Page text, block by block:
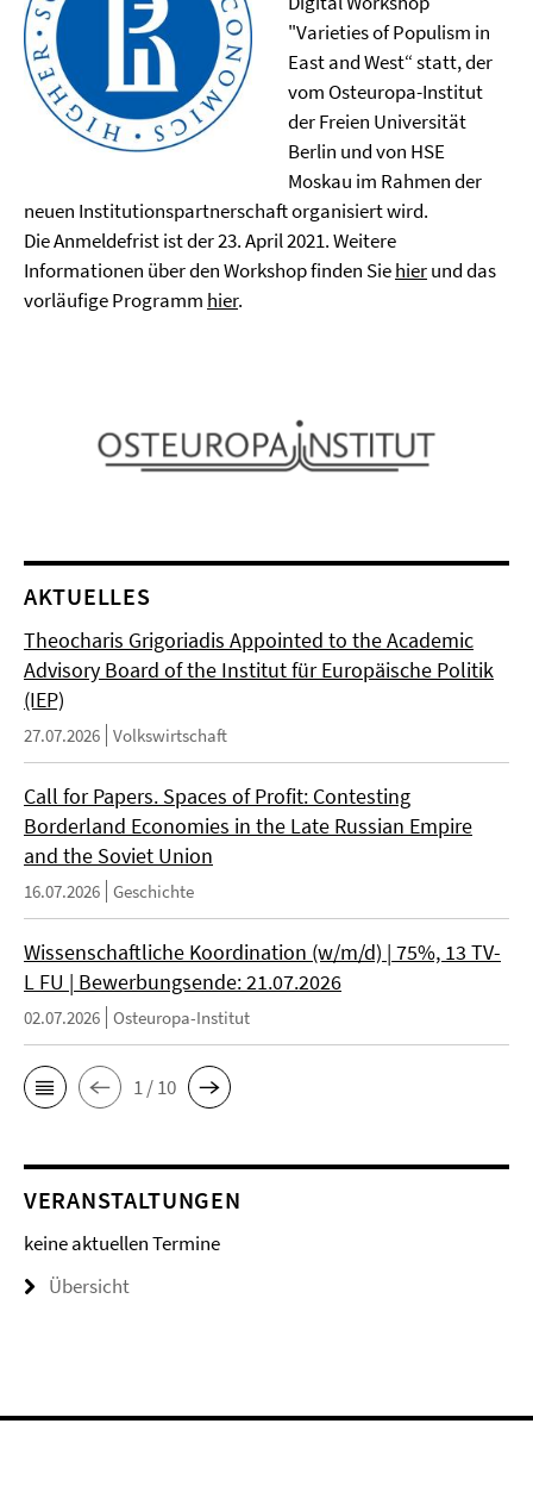
"Varieties of Populism in
East and West“ statt, der
vom Osteuropa-Institut
der Freien Universität
Berlin und von HSE
Moskau im Rahmen der
neuen Institutionspartnerschaft organisiert wird.
Die Anmeldefrist ist der 23. April 2021. Weitere
Informationen über den Workshop finden Siehierund das
vorläufige Programm hier.
AKTUELLES
Theocharis Grigoriadis Appointed to the Academic
Advisory Board of the Institut für Europäische Politik
(IEP)
27.07.2026 Volkswirtschaft
Call for Papers. Spaces of Profit: Contesting
Borderland Economies in the Late Russian Empire
and the Soviet Union
16.07.2026 Geschichte
Wissenschaftliche Koordination (w/m/d) | 75%, 13 TV-
L FU | Bewerbungsende: 21.07.2026
02.07.2026 Osteuropa-Institut
1 / 10
VERANSTALTUNGEN
keine aktuellen Termine
Übersicht